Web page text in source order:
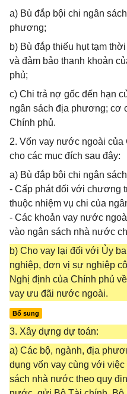
a) Bù đắp bội chi ngân
phương;
b) Bù đắp thiếu hụt tạm
và đảm bảo thanh khoản
phủ;
c) Chi trả nợ gốc đến hạn
ngân sách địa phương; cơ
Chính phủ.
2. Vốn vay nước ngoài
cho các mục đích sau đây:
a) Bù đắp bội chi ngân
- Cấp phát đối với chương
thuộc nhiệm vụ chi của
- Các khoản vay nước
vào ngân sách nhà nước
b) Cho vay lại đối với Ủy
nghiệp, đơn vị sự nghiệp
Nghị định của Chính phủ
vay ưu đãi nước ngoài.
Bổ sung
3. Xây dựng dự toán:
a) Các bộ, ngành, địa
dụng vốn vay cùng với
sách nhà nước theo quy